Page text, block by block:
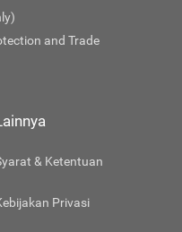
and Trade
& Ketentuan
Privasi